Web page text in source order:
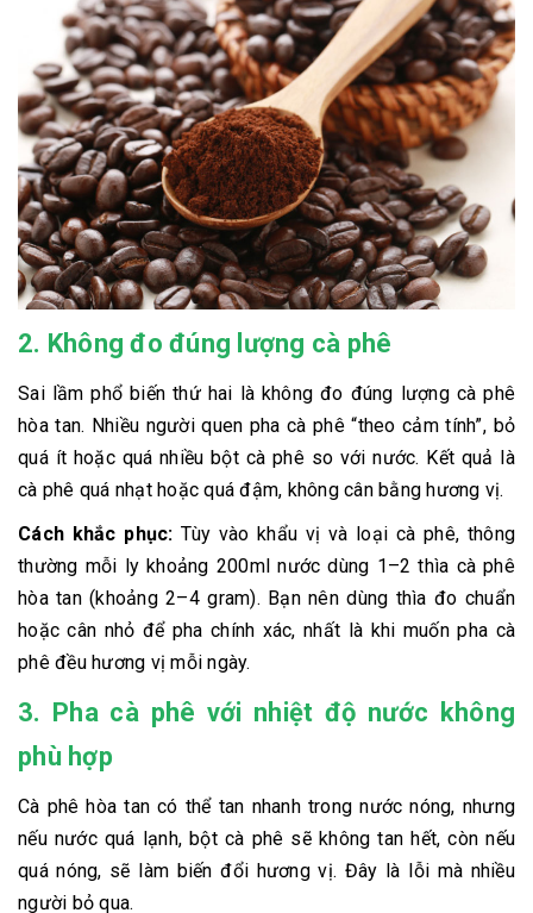
2. Không đo đúng lượng cà phê
Sai lầm phổ biến thứ hai là không đo đúng lượng cà phê
hòa tan. Nhiều người quen pha cà phê “theo cảm tính”, bỏ
quá ít hoặc quá nhiều bột cà phê so với nước. Kết quả là
cà phê quá nhạt hoặc quá đậm, không cân bằng hương vị.
Cách khắc phục: Tùy vào khẩu vị và loại cà phê, thông
thường mỗi ly khoảng 200ml nước dùng 1–2 thìa cà phê
hòa tan (khoảng 2–4 gram). Bạn nên dùng thìa đo chuẩn
hoặc cân nhỏ để pha chính xác, nhất là khi muốn pha cà
phê đều hương vị mỗi ngày.
3. Pha cà phê với nhiệt độ nước không
phù hợp
Cà phê hòa tan có thể tan nhanh trong nước nóng, nhưng
nếu nước quá lạnh, bột cà phê sẽ không tan hết, còn nếu
quá nóng, sẽ làm biến đổi hương vị. Đây là lỗi mà nhiều
người bỏ qua.